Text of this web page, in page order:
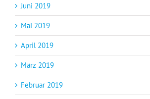
Juni 2019
Mai 2019
April 2019
März 2019
Februar 2019